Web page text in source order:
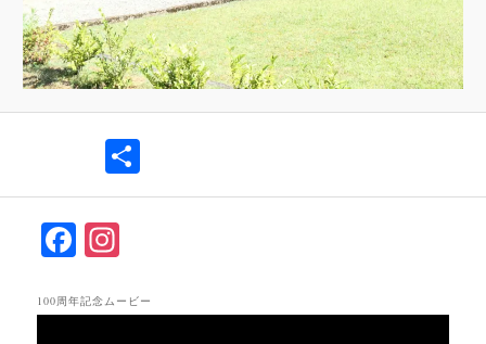
有
F
ac
ebag
100周年記念ムービー